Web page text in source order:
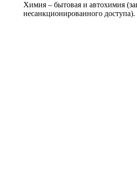
Химия – бытовая и автохимия
несанкционированного доступа).